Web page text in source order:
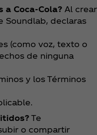
Coca‑Cola? Al crear
Soundlab, declaras
(como voz, texto o
de ninguna
y los Términos
Te
o compartir